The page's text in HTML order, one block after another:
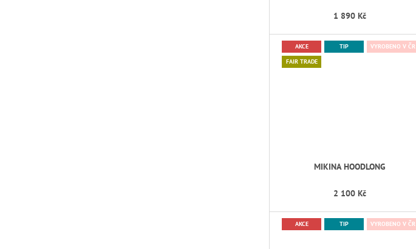
1 890 Kč
AKCE TIP
VYROBENO V ČR
FAIR TRADE
MIKINA HOODLONG
2 100 Kč
AKCE TIP VYROBENO V ČR